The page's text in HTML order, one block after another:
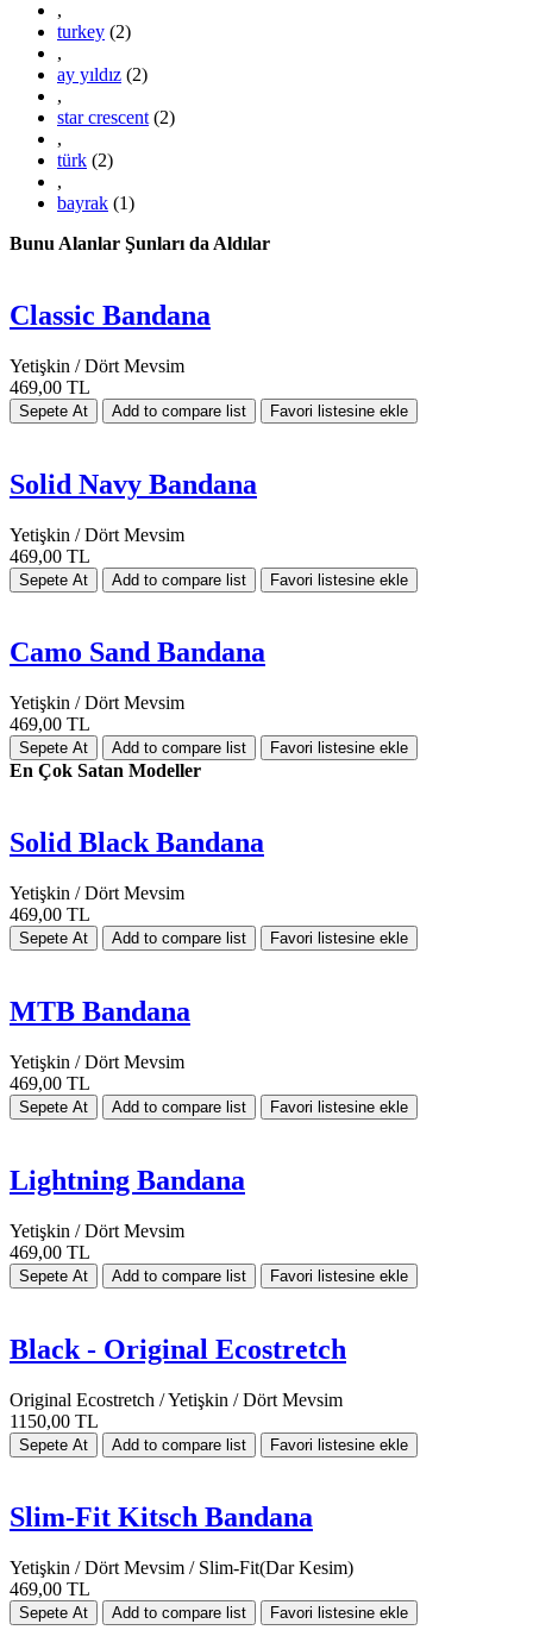
,
turkey (2)
,
ay yıldız (2)
,
star crescent (2)
,
türk (2)
,
bayrak (1)
Bunu Alanlar Şunları da Aldılar
Classic Bandana
Yetişkin / Dört Mevsim
469,00 TL
Solid Navy Bandana
Yetişkin / Dört Mevsim
469,00 TL
Camo Sand Bandana
Yetişkin / Dört Mevsim
469,00 TL
En Çok Satan Modeller
Solid Black Bandana
Yetişkin / Dört Mevsim
469,00 TL
MTB Bandana
Yetişkin / Dört Mevsim
469,00 TL
Lightning Bandana
Yetişkin / Dört Mevsim
469,00 TL
Black - Original Ecostretch
Original Ecostretch / Yetişkin / Dört Mevsim
1150,00 TL
Slim-Fit Kitsch Bandana
Yetişkin / Dört Mevsim / Slim-Fit(Dar Kesim)
469,00 TL